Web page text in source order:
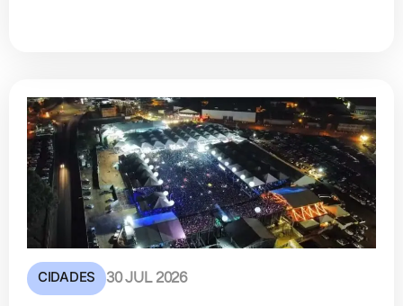
CIDADES 30 JUL 2026